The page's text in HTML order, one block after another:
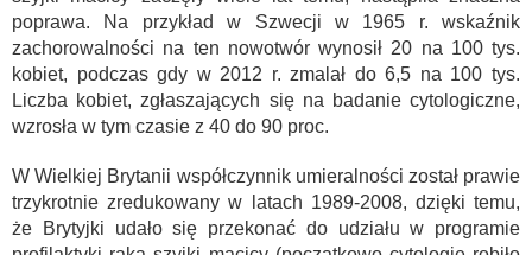
poprawa. Na przykład w Szwecji w 1965 r. wskaźnik
zachorowalności na ten nowotwór wynosił 20 na 100 tys.
kobiet, podczas gdy w 2012 r. zmalał do 6,5 na 100 tys.
Liczba kobiet, zgłaszających się na badanie cytologiczne,
wzrosła w tym czasie z 40 do 90 proc.
W Wielkiej Brytanii współczynnik umieralności został prawie
trzykrotnie zredukowany w latach 1989-2008, dzięki temu,
że Brytyjki udało się przekonać do udziału w programie